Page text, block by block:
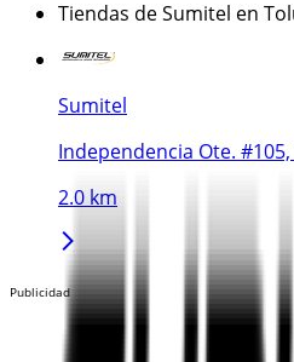
Tiendas de Sumitel en
Sumitel
Independencia Ote.
2.0 km
Publicidad